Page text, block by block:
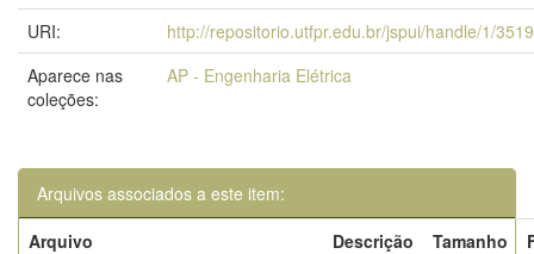
URI:
http://repositorio.utfpr.edu.br/jspui/handle/1/
Aparece nas
coleções:
AP - Engenharia Elétrica
Arquivos associados a este item:
Arquivo
Descrição Tamanho